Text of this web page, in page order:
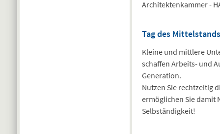
Architektenkammer -
Tag des
Kleine und mittlere
schaffen Arbeits- und
Generation.
Nutzen Sie rechtzeitig
ermöglichen Sie damit
Selbständigkeit!